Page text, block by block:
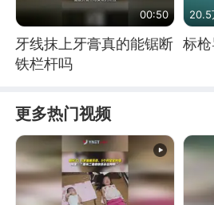
00:50
牙线抹上牙膏真的能锯断
铁栏杆吗
20.5
标
更多热门视频